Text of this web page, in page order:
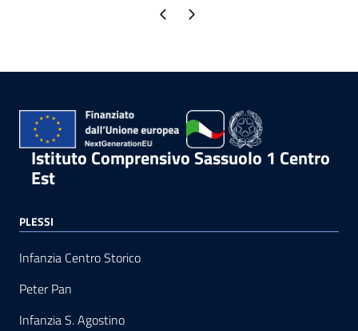
Pagina precedente
Pagina successiva
Istituto Comprensivo Sassuolo 1 Centro
Est
PLESSI
Infanzia Centro Storico
Peter Pan
Infanzia S. Agostino